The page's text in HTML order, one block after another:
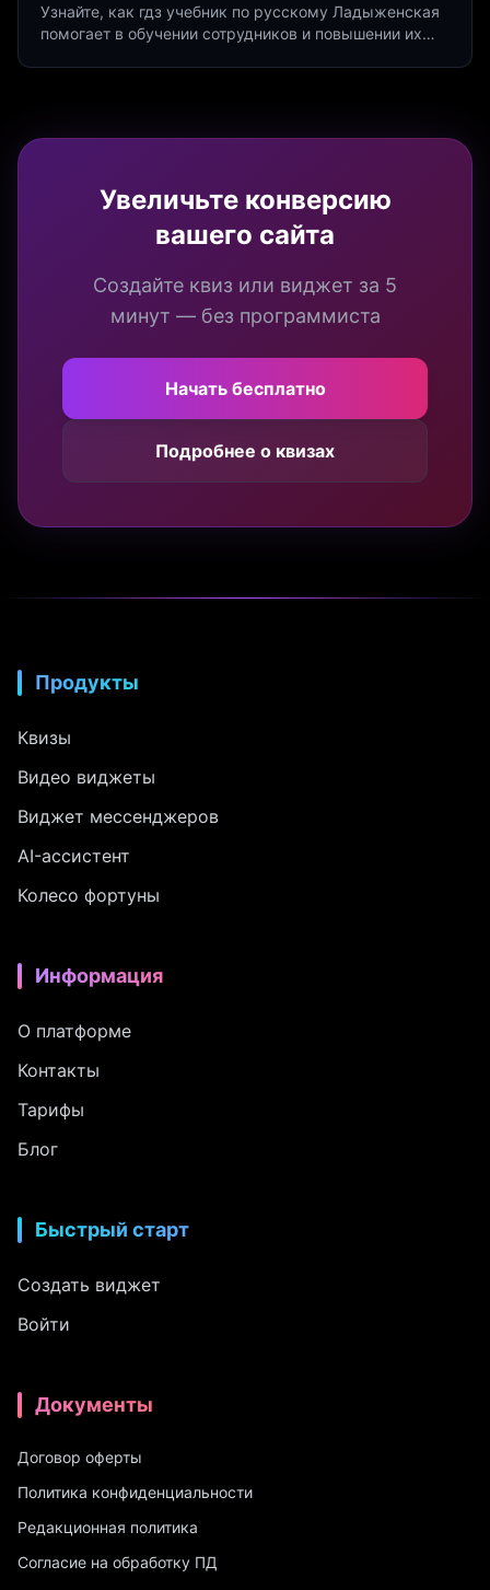
Узнайте, как гдз учебник по русскому Ладыженская
помогает в обучении сотрудников и повышении их
Увеличьте конверсию
вашего сайта
Создайте квиз или виджет за 5
минут — без программиста
Начать бесплатно
Подробнее о квизах
Продукты
Квизы
Видео виджеты
Виджет мессенджеров
AI-ассистент
Колесо фортуны
Информация
О платформе
Контакты
Тарифы
Блог
Быстрый старт
Создать виджет
Войти
Документы
Договор оферты
Политика конфиденциальности
Редакционная политика
Согласие на обработку ПД